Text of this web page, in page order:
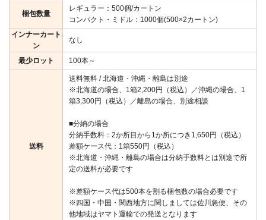
梱包数量
レギュラー：500個/カートン
コンパクト・ミドル：1000個(500×2カートン)
インナーカート
ン
なし
最少ロット 100本～
送料
送料無料 / 北海道・沖縄・離島は別途
※北海道の場合、1箱2,200円（税込）／沖縄の場合、1
箱3,300円（税込）／離島の場合、別途相談
■分納の場合
分納手数料：2か所目から1か所につき1,650円（税込）
差額ケース代：1箱550円（税込）
※北海道・沖縄・離島の場合は分納手数料とは別途で所
定の送料が必要です
※差額ケース代は500本を割る梱包数の場合必要です
※四国・中国・関西地方に関しましては佐川急便、その
他地域はヤマト運輸での発送となります